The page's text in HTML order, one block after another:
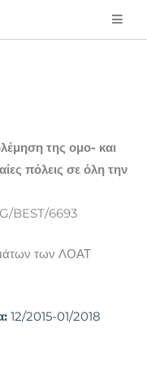
της ομο- και
πόλεις σε όλη την
BEST/6693
των ΛΟΑΤ
12/2015-01/2018